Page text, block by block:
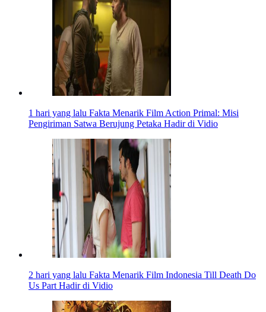
1 hari yang lalu Fakta Menarik Film Action Primal: Misi
Pengiriman Satwa Berujung Petaka Hadir di Vidio
2 hari yang lalu Fakta Menarik Film Indonesia Till Death Do
Us Part Hadir di Vidio